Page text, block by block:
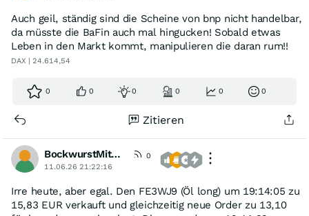
Auch geil, ständig sind die Scheine von bnp nicht handelbar,
da müsste die BaFin auch mal hingucken! Sobald etwas
Leben in den Markt kommt, manipulieren die daran rum!!
DAX | 24.614,54
0 0 0 0 0 0
Zitieren
BockwurstMitMostrich
0
11.06.26 21:22:16
Irre heute, aber egal. Den FE3WJ9 (Öl long) um 19:14:05 zu
15,83 EUR verkauft und gleichzeitig neue Order zu 13,10